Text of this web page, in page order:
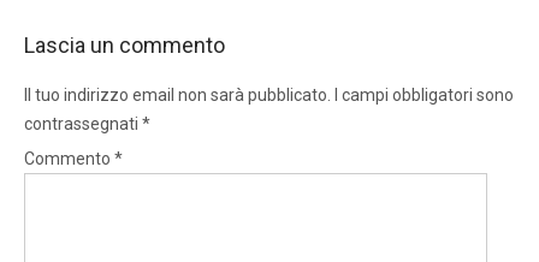
Lascia un commento
Il tuo indirizzo email non sarà pubblicato.
I campi obbligatori sono
contrassegnati *
Commento *